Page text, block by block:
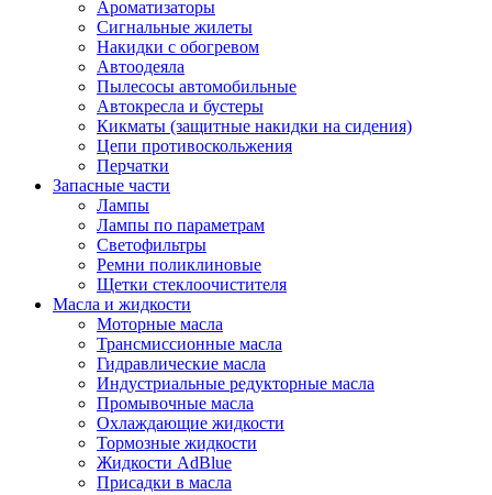
Ароматизаторы
Сигнальные жилеты
Накидки с обогревом
Автоодеяла
Пылесосы автомобильные
Автокресла и бустеры
Кикматы (защитные накидки на сидения)
Цепи противоскольжения
Перчатки
Запасные части
Лампы
Лампы по параметрам
Светофильтры
Ремни поликлиновые
Щетки стеклоочистителя
Масла и жидкости
Моторные масла
Трансмиссионные масла
Гидравлические масла
Индустриальные редукторные масла
Промывочные масла
Охлаждающие жидкости
Тормозные жидкости
Жидкости AdBlue
Присадки в масла